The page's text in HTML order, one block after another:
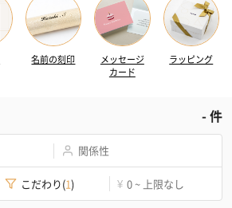
名前の刻印
メッセージ
カード
ラッピング
-件
関係性
こだわり(1) ¥ 0 ~ 上限なし